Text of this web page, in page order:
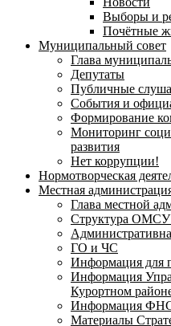
Выборы и
Почётные
Муниципальный совет
Глава
Депутаты
Публичные
События и
Формирование
Мониторинг
развития
Нет коррупции!
Нормотворческая
Местная
Глава местной
Структура
ГО и ЧС
Информация для
Информация
Курортном
Информация
Материалы